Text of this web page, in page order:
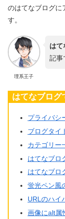
のはてなブログに
す。
理系王子
はて
記事
はてなブログ
プライバシ
ブログタイ
カテゴリー
はてなブロ
はてなブロ
蛍光ペン風
URLのハイ
画像にalt属